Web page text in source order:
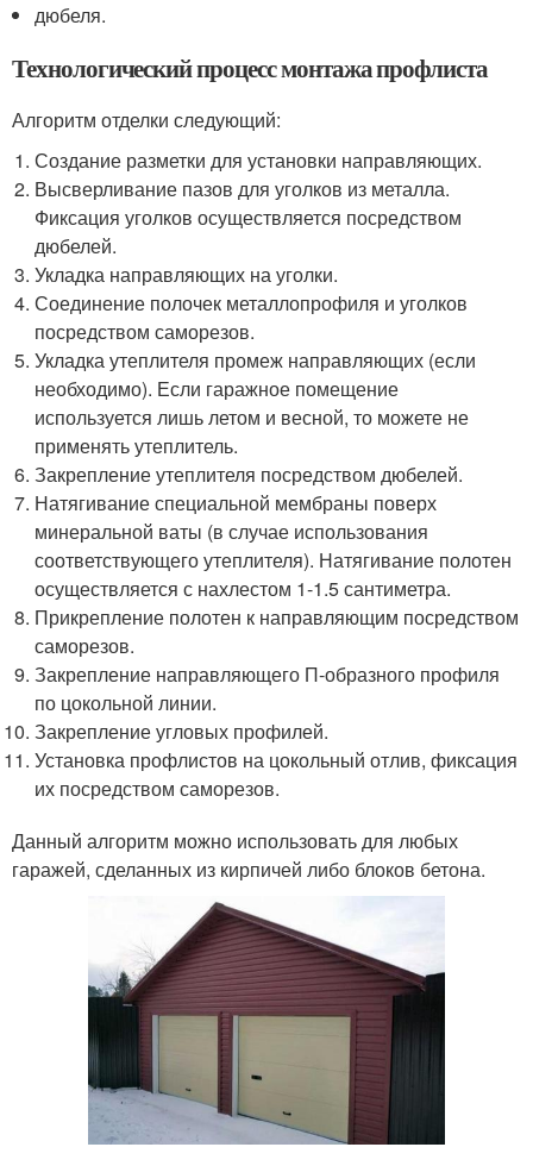
дюбеля.
Технологический процесс монтажа профлиста
Алгоритм отделки следующий:
Создание разметки для установки направляющих.
Высверливание пазов для уголков из металла.
Фиксация уголков осуществляется посредством
дюбелей.
Укладка направляющих на уголки.
Соединение полочек металлопрофиля и уголков
посредством саморезов.
Укладка утеплителя промеж направляющих (если
необходимо). Если гаражное помещение
используется лишь летом и весной, то можете не
применять утеплитель.
Закрепление утеплителя посредством дюбелей.
Натягивание специальной мембраны поверх
минеральной ваты (в случае использования
соответствующего утеплителя). Натягивание полотен
осуществляется с нахлестом 1-1.5 сантиметра.
Прикрепление полотен к направляющим посредством
саморезов.
Закрепление направляющего П-образного профиля
по цокольной линии.
Закрепление угловых профилей.
Установка профлистов на цокольный отлив, фиксация
их посредством саморезов.
Данный алгоритм можно использовать для любых
гаражей, сделанных из кирпичей либо блоков бетона.